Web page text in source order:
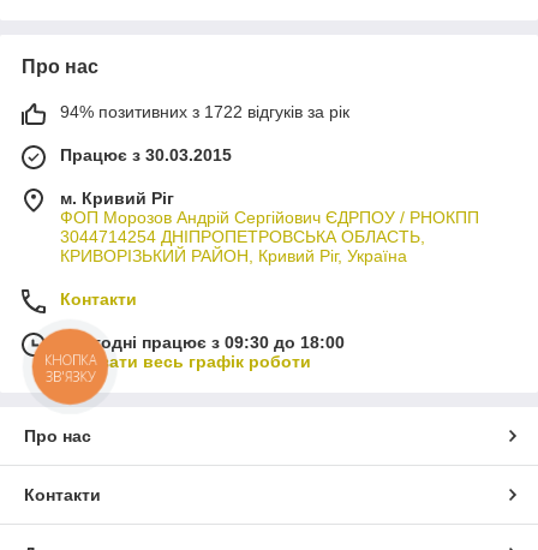
Про нас
94% позитивних з 1722 відгуків за рік
Працює з 30.03.2015
м. Кривий Ріг
ФОП Морозов Андрій Сергійович ЄДРПОУ / РНОКПП
3044714254 ДНІПРОПЕТРОВСЬКА ОБЛАСТЬ,
КРИВОРІЗЬКИЙ РАЙОН, Кривий Ріг, Україна
Контакти
Сьогодні працює з 09:30 до 18:00
Показати весь графік роботи
Про нас
Контакти
КНОПКА
ЗВ'ЯЗКУ